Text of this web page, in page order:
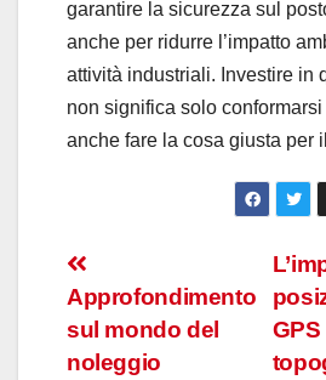
garantire la sicurezza sul
anche per ridurre l’impatto
attività industriali. Investire in
non significa solo
anche fare la cosa giusta per
Navigazione
articoli
Approfondimento
sul mondo del
noleggio